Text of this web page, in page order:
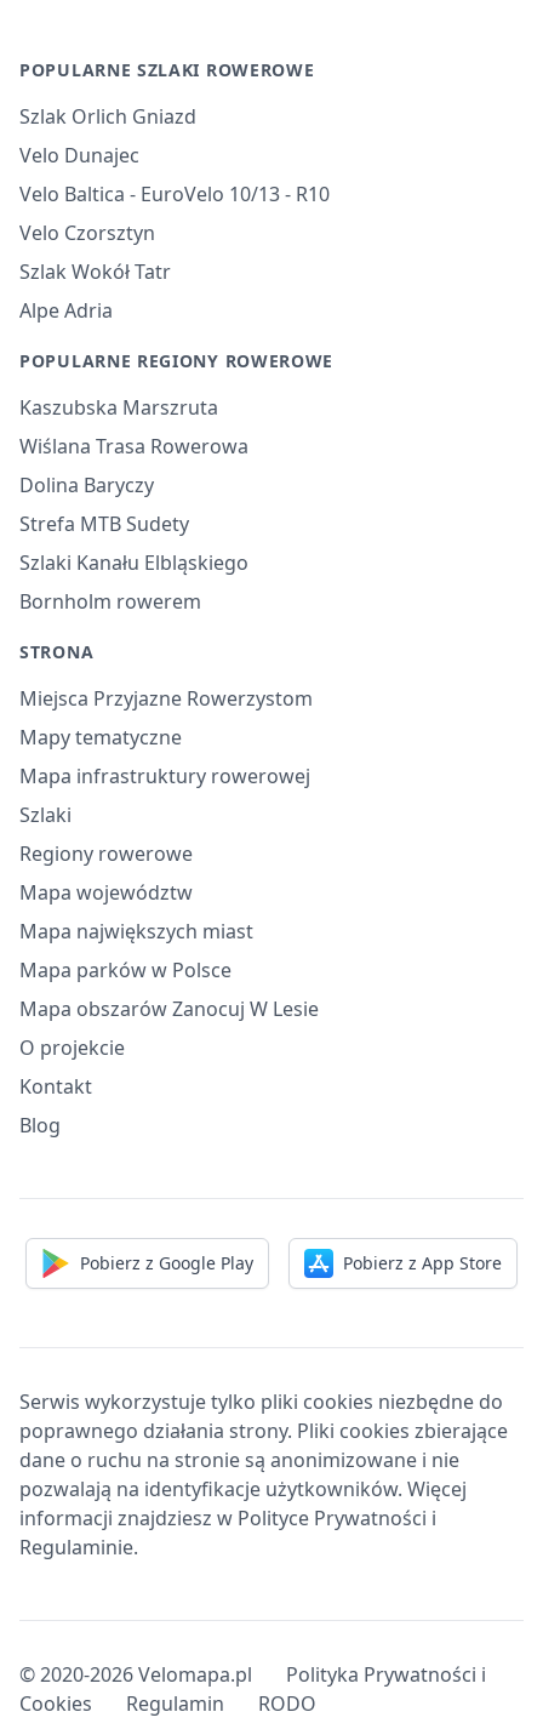
POPULARNE SZLAKI ROWEROWE
Szlak Orlich Gniazd
Velo Dunajec
Velo Baltica - EuroVelo 10/13 - R10
Velo Czorsztyn
Szlak Wokół Tatr
Alpe Adria
POPULARNE REGIONY ROWEROWE
Kaszubska Marszruta
Wiślana Trasa Rowerowa
Dolina Baryczy
Strefa MTB Sudety
Szlaki Kanału Elbląskiego
Bornholm rowerem
STRONA
Miejsca Przyjazne Rowerzystom
Mapy tematyczne
Mapa infrastruktury rowerowej
Szlaki
Regiony rowerowe
Mapa województw
Mapa największych miast
Mapa parków w Polsce
Mapa obszarów Zanocuj W Lesie
O projekcie
Kontakt
Blog
Pobierz z Google Play Pobierz z App Store
Serwis wykorzystuje tylko pliki cookies niezbędne do
poprawnego działania strony. Pliki cookies zbierające
dane o ruchu na stronie są anonimizowane i nie
pozwalają na identyfikacje użytkowników. Więcej
informacji znajdziesz w Polityce Prywatności i
Regulaminie.
© 2020-2026 Velomapa.pl
Polityka Prywatności i
Cookies
Regulamin RODO